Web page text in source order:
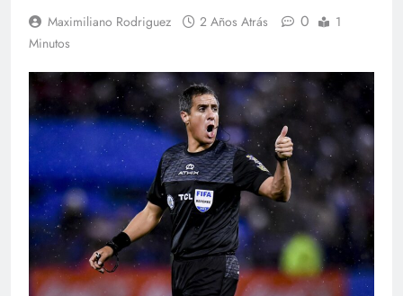
Maximiliano Rodriguez 2 Años Atrás 0
1
Minutos